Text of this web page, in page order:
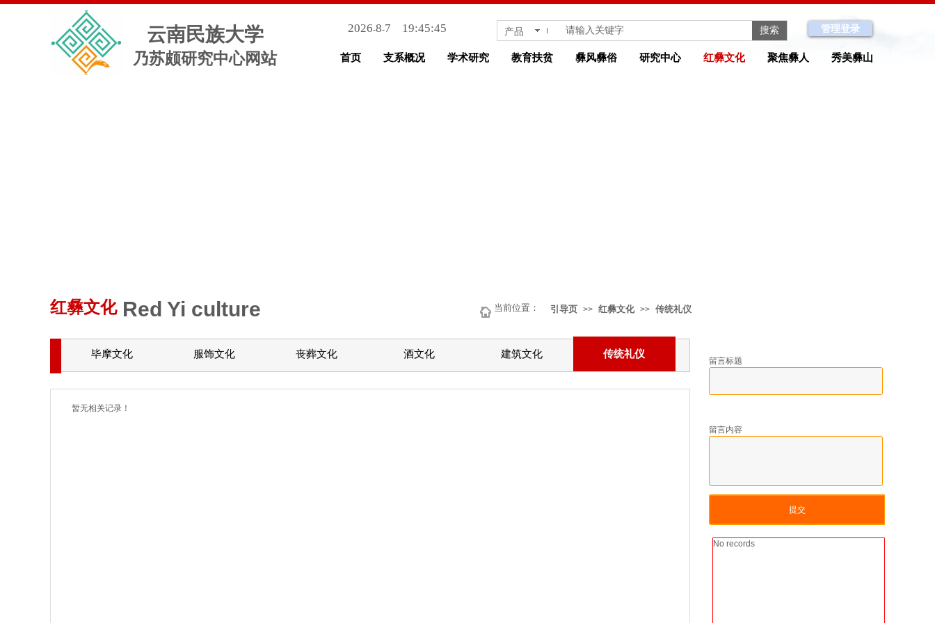
2026-8-7 19:45:45 产品 搜索
云南民族大学
乃苏颇研究中心网站
管理登录
首页 支系概况 学术研究 教育扶贫 彝风彝俗 研究中心 红彝文化 聚焦彝人 秀美彝山
红彝文化 Red Yi culture 引导页 >> 红彝文化 >> 传统礼仪
当前位置：
毕摩文化 服饰文化 丧葬文化 酒文化 建筑文化 传统礼仪
留言标题
留言内容
提交
暂无相关记录！
No records